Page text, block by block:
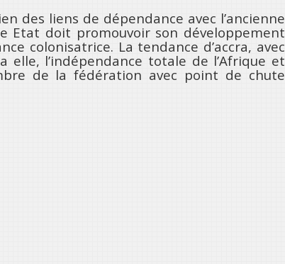
des liens de dépendance avec l’ancienne
Etat doit promouvoir son développement
colonisatrice. La tendance d’accra, avec
elle, l’indépendance totale de l’Afrique et
de la fédération avec point de chute